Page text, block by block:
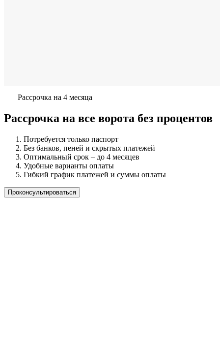
Рассрочка на 4 месяца
Рассрочка на все ворота без процентов
Потребуется только паспорт
Без банков, пеней и скрытых платежей
Оптимальный срок – до 4 месяцев
Удобные варианты оплаты
Гибкий график платежей и суммы оплаты
Проконсультироваться